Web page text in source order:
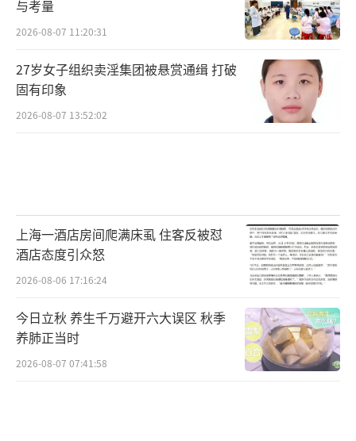
与考量
2026-08-07 11:20:31
27岁女子组织卖淫集团被悬赏通缉 打破
固有印象
2026-08-07 13:52:02
上海一酒店房间爬满床虱 住客反被怼
酒店态度引众怒
2026-08-06 17:16:24
今日立秋 养生千万避开六大误区 秋季
养肺正当时
2026-08-07 07:41:58